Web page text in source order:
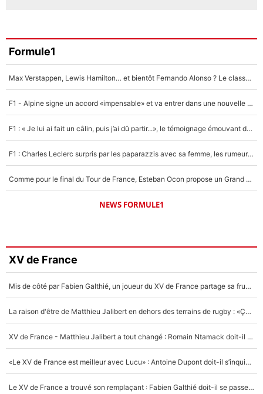
Formule1
Max Verstappen, Lewis Hamilton… et bientôt Fernando Alonso ? Le classement des pilotes les mieux payés en Formule 1 risque de changer !
F1 - Alpine signe un accord «impensable» et va entrer dans une nouvelle dimension : Grande nouvelle pour Pierre Gasly !
F1 : « Je lui ai fait un câlin, puis j’ai dû partir...», le témoignage émouvant de Max Verstappen sur sa fille
F1 : Charles Leclerc surpris par les paparazzis avec sa femme, les rumeurs étaient vraies !
Comme pour le final du Tour de France, Esteban Ocon propose un Grand Prix de Formule 1 à Paris : «Autour de l’Arc de Triomphe, ce serait génial» !
NEWS FORMULE1
XV de France
Mis de côté par Fabien Galthié, un joueur du XV de France partage sa frustration : «ils ne me l’ont pas dit tout de suite»
La raison d'être de Matthieu Jalibert en dehors des terrains de rugby : «Ça m'atteint autant que si tu touches à un membre de ma famille»
XV de France - Matthieu Jalibert a tout changé : Romain Ntamack doit-il s’inquiéter pour sa place à un an de la Coupe du monde ?
«Le XV de France est meilleur avec Lucu» : Antoine Dupont doit-il s’inquiéter pour sa place ?
Le XV de France a trouvé son remplaçant : Fabien Galthié doit-il se passer d'Antoine Dupont ?